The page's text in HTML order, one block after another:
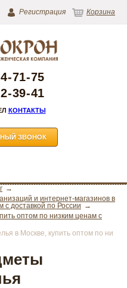
Регистрация Корзина
71-75
39-41
КОНТАКТЫ
ЗВОНОК
и интернет-магазинов в
с доставкой по России
оптом по низким ценам с
в Москве, купить оптом по ни